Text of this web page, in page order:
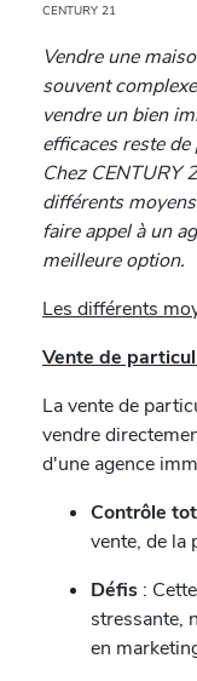
CENTURY 21
Vendre une
souvent
vendre un bien
efficaces reste
Chez CENTURY
différents
faire appel à un
meilleure option.
Les différents
Vente de
La vente de
vendre
d'une agence
Contrôle
vente, de la
Défis :
stressante,
en